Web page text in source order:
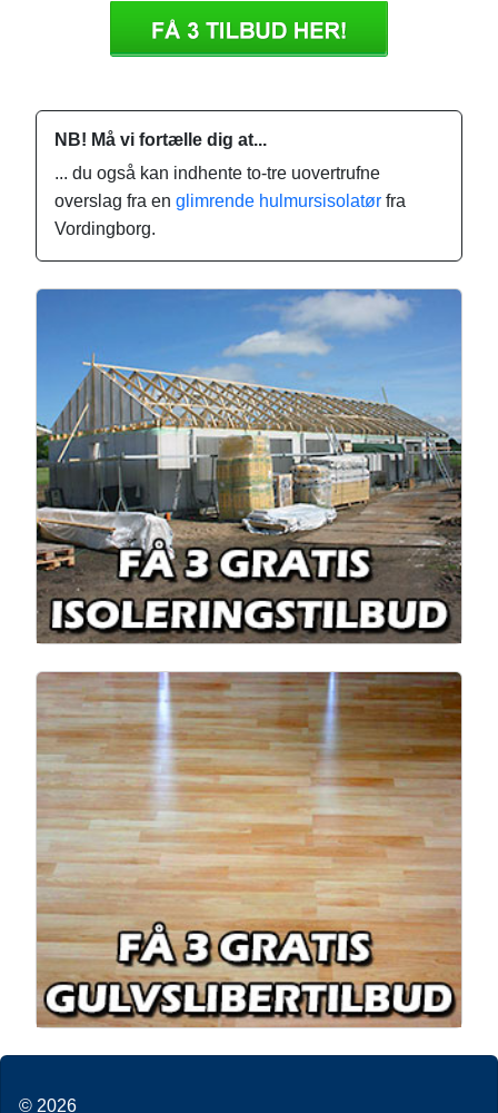
NB! Må vi fortælle dig at...
... du også kan indhente to-tre uovertrufne
overslag fra en glimrende hulmursisolatør fra
Vordingborg.
© 2026